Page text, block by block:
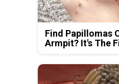
Find Papillomas
Armpit? It's The